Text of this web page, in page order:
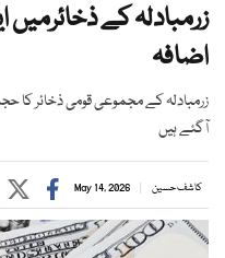
اضافہ
آگئے ہیں
کاشف حسین May 14, 2026